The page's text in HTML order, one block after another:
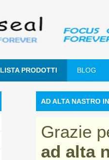
LISTA PRODOTTI BLOG
AD ALTA NASTRO
Grazie
ad alta